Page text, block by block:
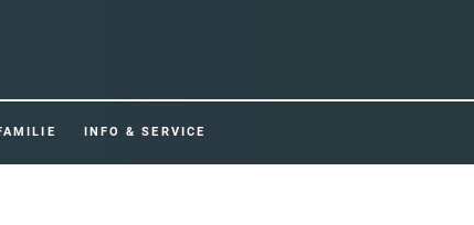
INFO & SERVICE